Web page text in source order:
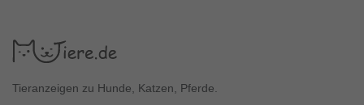
Tieranzeigen zu Hunde, Katzen, Pferde.